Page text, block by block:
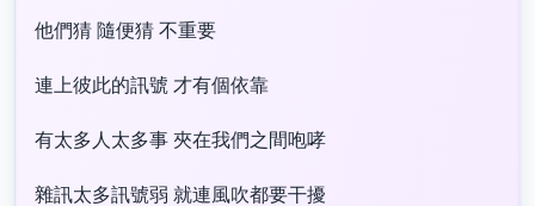
他們猜 隨便猜 不重要
連上彼此的訊號 才有個依靠
有太多人太多事 夾在我們之間咆哮
雜訊太多訊號弱 就連風吹都要干擾